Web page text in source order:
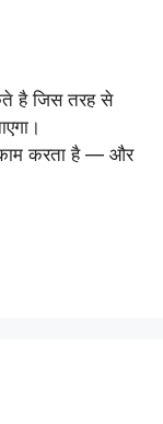
है जिस तरह से
काम करता है — और